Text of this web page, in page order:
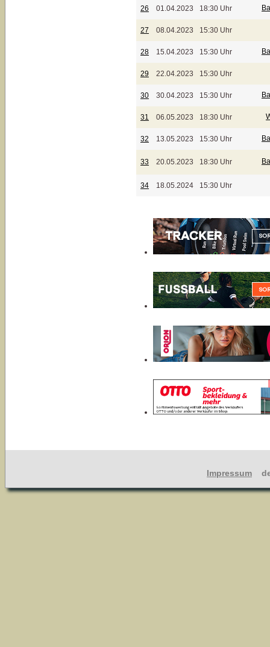
26 01.04.2023 18:30 Uhr
27 08.04.2023 15:30 Uhr
28 15.04.2023 15:30 Uhr
29 22.04.2023 15:30 Uhr
30 30.04.2023 15:30 Uhr
31 06.05.2023 18:30 Uhr
32 13.05.2023 15:30 Uhr
33 20.05.2023 18:30 Uhr
34 18.05.2024 15:30 Uhr
Impressum